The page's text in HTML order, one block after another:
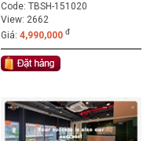
Code: TBSH-151020
View: 2662
Giá: 4,990,000 đ